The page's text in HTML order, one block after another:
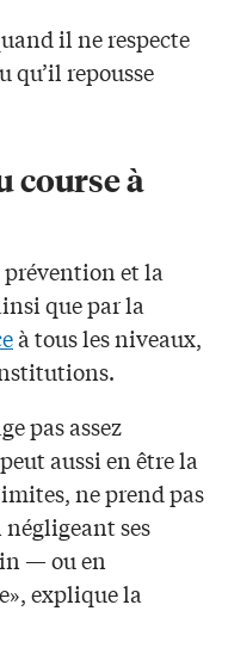
il ne respecte
qu’il repousse
course à
et la
que par la
à tous les niveaux,
pas assez
aussi en être la
ne prend pas
ses
— ou en
explique la